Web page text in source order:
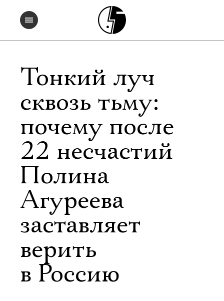
Тонкий луч
сквозь тьму:
почему после
22 несчастий
Полина
Агуреева
заставляет
верить
в Россию